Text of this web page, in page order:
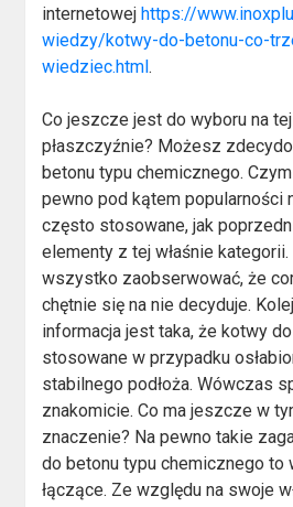
internetowej https://
wiedzy/kotwy-do-betonu-co-
wiedziec.html.
Co jeszcze jest do wyboru na
płaszczyźnie? Możesz
betonu typu chemicznego.
pewno pod kątem popularności
często stosowane, jak
elementy z tej właśnie
wszystko zaobserwować, że
chętnie się na nie decyduje.
informacja jest taka, że kotwy
stosowane w przypadku
stabilnego podłoża. Wówczas
znakomicie. Co ma jeszcze w
znaczenie? Na pewno takie
do betonu typu chemicznego to
łączące. Ze względu na swoje